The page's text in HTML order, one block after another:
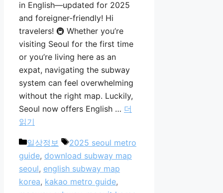
in English—updated for 2025
and foreigner-friendly! Hi
travelers! 🚇 Whether you’re
visiting Seoul for the first time
or you’re living here as an
expat, navigating the subway
system can feel overwhelming
without the right map. Luckily,
Seoul now offers English … 더
읽기
카
테
고
리
일상정보
태
그
2025 seoul metro
guide, download subway map
seoul, english subway map
korea, kakao metro guide,